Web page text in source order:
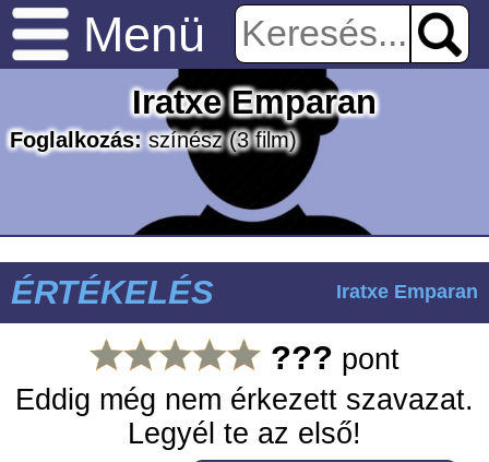
Menü
Iratxe Emparan
Foglalkozás:színész(3 film)
ÉRTÉKELÉS Iratxe Emparan
??? pont
Eddig még nem érkezett szavazat.
Legyél te az első!